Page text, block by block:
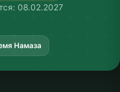
08.02.2027
Намаза